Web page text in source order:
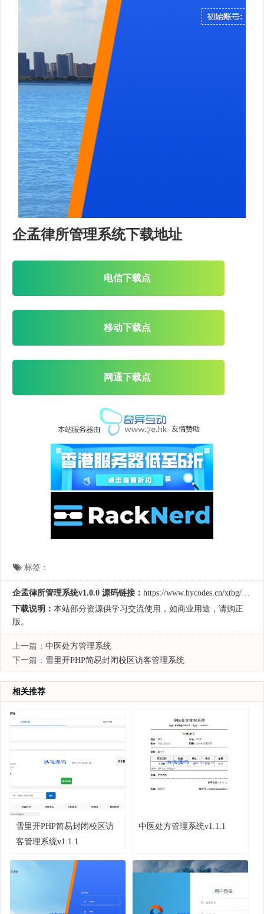
企孟律所管理系统下载地址
电信下载点
移动下载点
网通下载点
标签：
企孟律所管理系统v1.0.0 源码链接： https://www.hycodes.cn/xtbg/5165.html
下载说明： 本站部分资源供学习交流使用，如商业用途，请购正
版。
上一篇： 中医处方管理系统
下一篇： 雪里开PHP简易封闭校区访客管理系统
相关推荐
雪里开PHP简易封闭校区访
客管理系统v1.1.1
中医处方管理系统v1.1.1